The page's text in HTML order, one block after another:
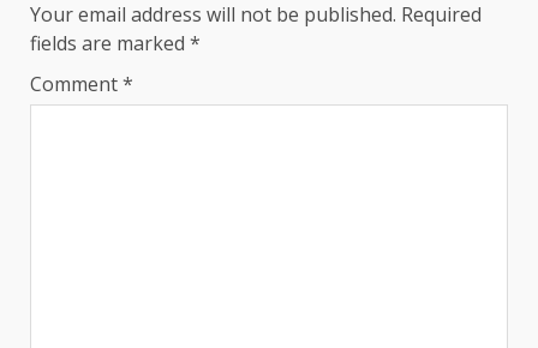
Your email address will not be published. Required
fields are marked *
Comment*